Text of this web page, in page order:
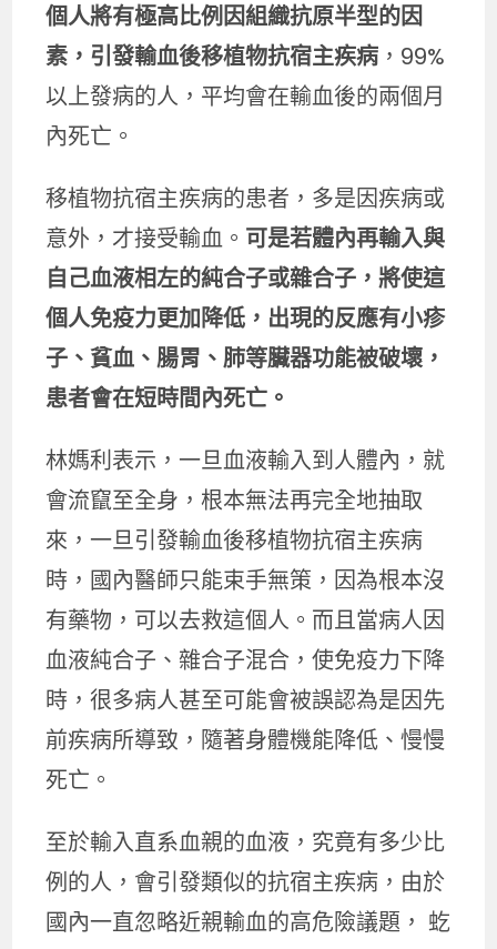
個人將有極高比例因組織抗原半型的因
素，引發輸血後移植物抗宿主疾病 ，99%
以上發病的人，平均會在輸血後的兩個月
內死亡。
移植物抗宿主疾病的患者，多是因疾病或
意外，才接受輸血。 可是若體內再輸入與
自己血液相左的純合子或雜合子，將使這
個人免疫力更加降低，出現的反應有小疹
子、貧血、腸胃、肺等臟器功能被破壞，
患者會在短時間內死亡。
林媽利表示，一旦血液輸入到人體內，就
會流竄至全身，根本無法再完全地抽取
來，一旦引發輸血後移植物抗宿主疾病
時，國內醫師只能束手無策，因為根本沒
有藥物，可以去救這個人。而且當病人因
血液純合子、雜合子混合，使免疫力下降
時，很多病人甚至可能會被誤認為是因先
前疾病所導致，隨著身體機能降低、慢慢
死亡。
至於輸入直系血親的血液，究竟有多少比
例的人，會引發類似的抗宿主疾病，由於
國內一直忽略近親輸血的高危險議題， 虼